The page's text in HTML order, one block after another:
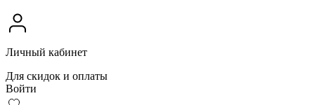
Личный кабинет
Для скидок и оплаты
Войти